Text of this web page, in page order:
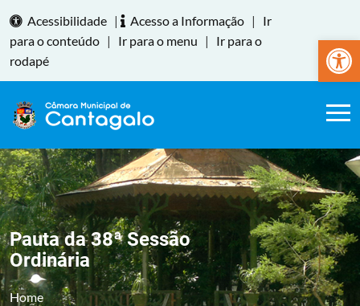
Abrir
Acessibilidade | Acesso a Informação |
Ir
para o conteúdo | Ir para o menu |
Ir para o
rodapé
Pauta da 38ª Sessão
Ordinária
Home